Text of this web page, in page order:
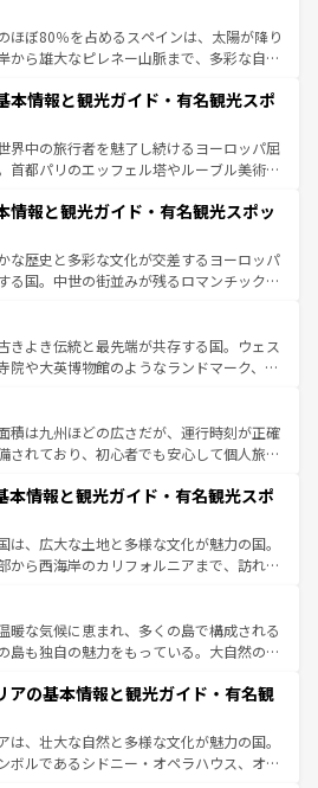
ナの美しい田園風景やアマルフィ海岸の絶
観も見逃せない。観光の合間には、本場の
ど、絶品のイタリア料理を堪能することも
タリアで、忘れられない旅をしてみよう！
タリア情報は
ほぼ80％を占めるスペインは、太陽が降り
から雄大なピレネー山脈まで、多彩な自然
の国では、情熱的なフラメンコ、熱気あふ
て美味しいタパスが生活の一部となってい
ードの洗練された雰囲気や、バルセロナの
街角から、地方では古代ローマ遺跡や中世
って風土や気候が異なるスペインはその個
を参照してほしい。
本情報と観光ガイド・有名観光スポ
界中の旅行者を魅了し続けるヨーロッパ屈
首都パリのエッフェル塔やルーブル美術館
が詰まっている。華麗な宮殿、歴史的な大
ーチ、そして豊かな自然が、訪れる者を心
また、フランスは美食の国としても知ら
理はユネスコ無形文化遺産にも登録されて
ダー畑など、多彩な楽しみ方が可能だ。さ
の地域にも魅力が溢れており、どの街角に
文化が息づいている。パリ以外の個性あふ
い。
情報と観光ガイド・有名観光スポッ
な歴史と多彩な文化が交差するヨーロッパ
る国。中世の街並みが残るロマンチック街
は、どこを歩いても飽きることがない。ベ
活気、バイエルン州のアルプスの絶景、そ
いのワイン畑といった風景は必見。ビール
はぜひ体験してほしい。 なお、新着の
ンテンツ一覧を参照してほしい。
きよき伝統と最先端が共存する国。ウェス
院や大英博物館のようなランドマーク、歴
る魅力がある。また、優雅なアフタヌーン
好きにはたまらない英国パブ、サッカー観
からこそできる体験も豊富。イギリスを旅
してほしい。
積は九州ほどの広さだが、運行時刻が正確
されており、初心者でも安心して個人旅行
ま残る町や、スイスならではのユニークな
アルプス観光だけでなく町歩きも満喫する
国民の所得が高いため物価も高いが、旅行
ス提供のサービスもあり、うまく活用すれ
本情報と観光ガイド・有名観光スポ
は、広大な土地と多様な文化が魅力の国。
から西海岸のカリフォルニアまで、訪れる
市は、観光、ショッピング、エンターテイ
った刺激的なスポットだ。一方、アメリカ
が広がり、グランドキャニオンやイエロー
リンズでは、音楽と美食が融合した独特の
行者はアメリカの各地域で異なる魅力を楽
の多様性と豊かな歴史を感じることができ
のロードトリップや列車の旅も、アメリカ
暖な気候に恵まれ、多くの島で構成される
島も独自の魅力をもっている。大自然の神
ない。また、定番の観光地といえばオアフ
自然を求めるならマウイ島やカウアイ島が
ラルドグリーンに輝く海をはじめ、豊かな
づいている。「アロハスピリット」と呼ば
アの基本情報と観光ガイド・有名観
は、壮大な自然と多様な文化が魅力の国。
ボルであるシドニー・オペラハウス、オー